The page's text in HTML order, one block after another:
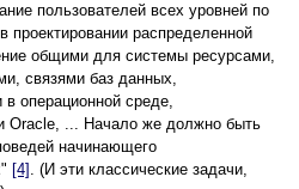
пользователей всех уровней по
проектировании распределенной
общими для системы ресурсами,
связями баз данных,
операционной среде,
Oracle, ... Начало же должно быть
начинающего
[4] . (И эти классические задачи,